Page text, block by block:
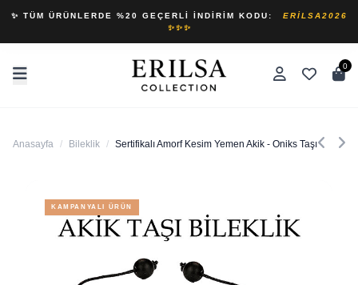
✨ TÜM ÜRÜNLERDE %20 GEÇERLI İNDIRIM KODU:
ERILSA2026
✨✨✨
0
Anasayfa / Bileklik / Sertifikalı Amorf Kesim Yemen Akik - Oniks Taşı Bileklik
KAMPANYALI ÜRÜN